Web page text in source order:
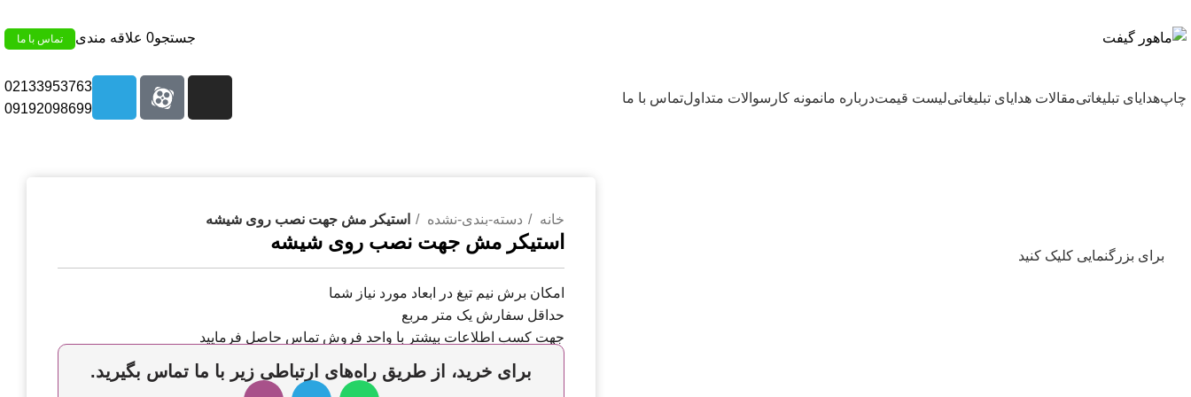
جستجو0 علاقه مندی تماس با ما
چاپهدایای تبلیغاتیمقالات هدایای تبلیغاتیلیست قیمتدرباره مانمونه کار سوالات متداولتماس با ما
02133953763
09192098699
برای بزرگنمایی کلیک کنید
خانه دسته-بندی-نشده استیکر مش جهت نصب روی شیشه
استیکر مش جهت نصب روی شیشه
امکان برش نیم تیغ در ابعاد مورد نیاز شما
حداقل سفارش یک متر مربع
جهت کسب اطلاعات بیشتر با واحد فروش تماس حاصل فرمایید
برای خرید، از طریق راه‌های ارتباطی زیر با ما تماس بگیرید.